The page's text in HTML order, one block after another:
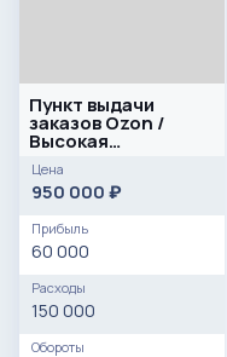
Пункт выдачи
заказов Ozon /
Высокая
проходимость /
Окупаемость 12
мес.
Цена
950 000 ₽
Прибыль
60 000
Расходы
150 000
Обороты